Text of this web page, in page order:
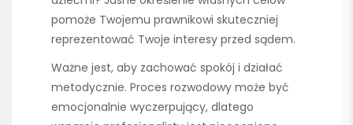
pomoże Twojemu prawnikowi skuteczniej
reprezentować Twoje interesy przed sądem.
Ważne jest, aby zachować spokój i działać
metodycznie. Proces rozwodowy może być
emocjonalnie wyczerpujący, dlatego